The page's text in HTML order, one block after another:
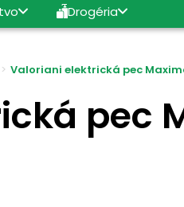
Drogéria
Valoriani elektrická pec
pec